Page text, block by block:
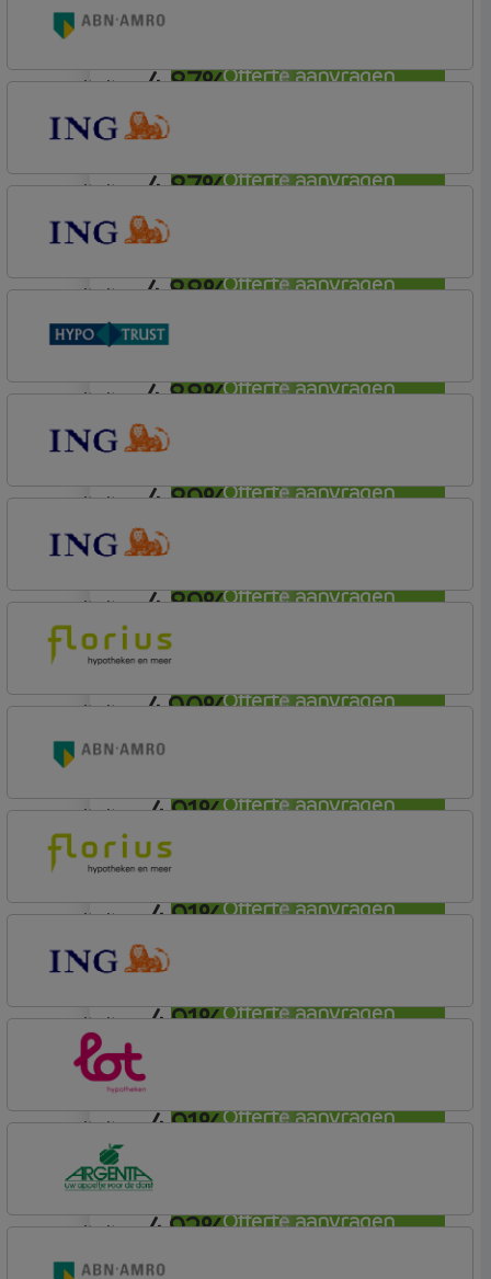
Offerte aanvragen
4,87%
Offerte aanvragen
Budget
annuiteit
4,87%
Offerte aanvragen
Budget (Incl. Korting)
annuiteit
4,88%
Offerte aanvragen
Basistarief
annuiteit
4,88%
Offerte aanvragen
Basistarief
annuiteit
4,89%
Offerte aanvragen
Elan Plus
annuiteit
4,89%
Offerte aanvragen
Basistarief
annuiteit
4,90%
Offerte aanvragen
ING Bank
Basistarief
annuiteit
4,91%
Offerte aanvragen
Profijt twaalf
annuiteit
4,91%
Offerte aanvragen
ABN AMRO Bank
Woning
annuiteit
4,91%
Offerte aanvragen
Profijt drie + drie
annuiteit
4,91%
Offerte aanvragen
ING Bank
Basistarief
annuiteit
4,92%
Lot Hypotheken
annuiteit
Hypotheek